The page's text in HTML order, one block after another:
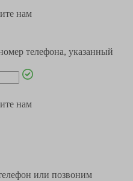
нам
телефона, указанный
нам
или позвоним